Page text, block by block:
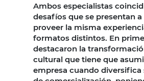
Ambos especialistas
desafíos que se presentan a
proveer la misma
formatos distintos. En
destacaron la
cultural que tiene que
empresa cuando diversifica